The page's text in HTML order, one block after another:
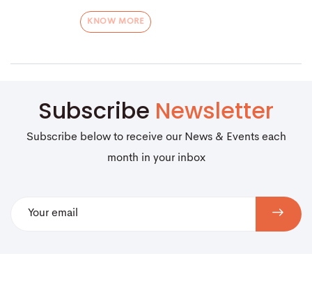
KNOW MORE
Subscribe Newsletter
Subscribe below to receive our News & Events each
month in your inbox